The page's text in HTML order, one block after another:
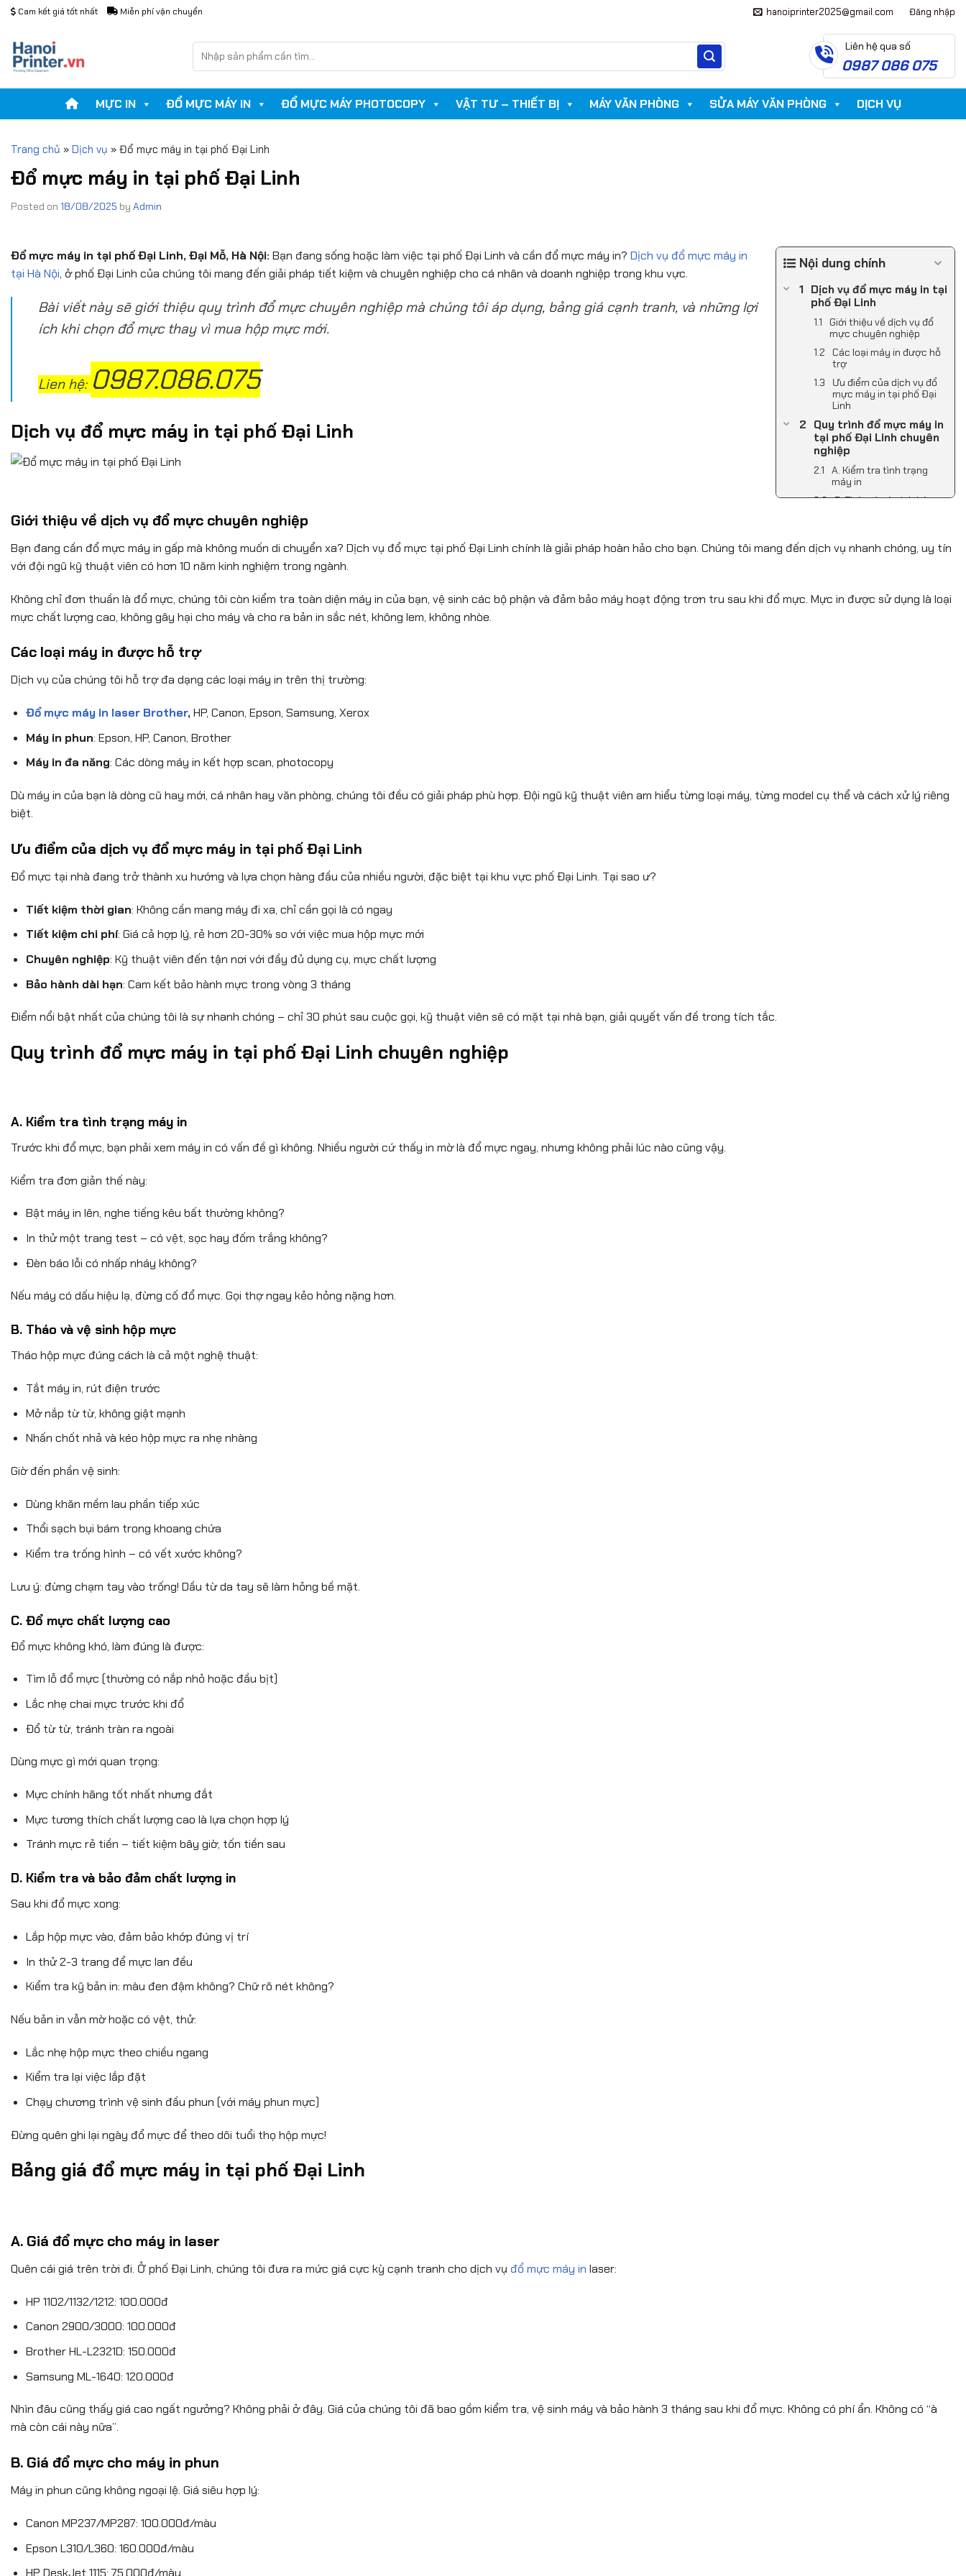
Skip
content
Cam kết giá tốt nhất Miễn phí vận chuyển hanoiprinter2025@gmail.com Đăng nhập
kiếm:
Liên hệ qua số
0987 086 075
MỰC IN ĐỔ MỰC MÁY IN ĐỔ MỰC MÁY PHOTOCOPY VẬT TƯ – THIẾT BỊ MÁY VĂN PHÒNG SỬA MÁY VĂN PHÒNG DỊCH VỤ
Trang chủ » Dịch vụ » Đổ mực máy in tại phố Đại Linh
Đổ mực máy in tại phố Đại Linh
Posted on 18/08/2025 by Admin
Nội dung chính
Dịch vụ đổ mực máy in tại
phố Đại Linh
Giới thiệu về dịch vụ đổ
mực chuyên nghiệp
Các loại máy in được hỗ
trợ
Ưu điểm của dịch vụ đổ
mực máy in tại phố Đại
Linh
Quy trình đổ mực máy in
tại phố Đại Linh chuyên
nghiệp
A. Kiểm tra tình trạng
máy in
B. Tháo và vệ sinh hộp
Bảng giá đổ mực máy in
tại phố Đại Linh
Đại Linh
Đổ mực máy in tại phố Đại Linh, Đại Mỗ, Hà Nội: Bạn đang sống hoặc làm việc tại phố Đại Linh và cần đổ mực máy in? Dịch vụ đổ mực máy in
tại Hà Nội, ở phố Đại Linh của chúng tôi mang đến giải pháp tiết kiệm và chuyên nghiệp cho cá nhân và doanh nghiệp trong khu vực.
Bài viết này sẽ giới thiệu quy trình đổ mực chuyên nghiệp mà chúng tôi áp dụng, bảng giá cạnh tranh, và những lợi
ích khi chọn đổ mực thay vì mua hộp mực mới.
Lien hệ: 0987.086.075
Dịch vụ đổ mực máy in tại phố Đại Linh
Giới thiệu về dịch vụ đổ mực chuyên nghiệp
Bạn đang cần đổ mực máy in gấp mà không muốn di chuyển xa? Dịch vụ đổ mực tại phố Đại Linh chính là giải pháp hoàn hảo cho bạn. Chúng tôi mang đến dịch vụ nhanh chóng, uy tín
với đội ngũ kỹ thuật viên có hơn 10 năm kinh nghiệm trong ngành.
Không chỉ đơn thuần là đổ mực, chúng tôi còn kiểm tra toàn diện máy in của bạn, vệ sinh các bộ phận và đảm bảo máy hoạt động trơn tru sau khi đổ mực. Mực in được sử dụng là loại
mực chất lượng cao, không gây hại cho máy và cho ra bản in sắc nét, không lem, không nhòe.
Các loại máy in được hỗ trợ
Dịch vụ của chúng tôi hỗ trợ đa dạng các loại máy in trên thị trường:
Đổ mực máy in laser Brother,HP, Canon, Epson, Samsung, Xerox
Máy in phun: Epson, HP, Canon, Brother
Máy in đa năng: Các dòng máy in kết hợp scan, photocopy
Dù máy in của bạn là dòng cũ hay mới, cá nhân hay văn phòng, chúng tôi đều có giải pháp phù hợp. Đội ngũ kỹ thuật viên am hiểu từng loại máy, từng model cụ thể và cách xử lý riêng
biệt.
Ưu điểm của dịch vụ đổ mực máy in tại phố Đại Linh
Đổ mực tại nhà đang trở thành xu hướng và lựa chọn hàng đầu của nhiều người, đặc biệt tại khu vực phố Đại Linh. Tại sao ư?
Tiết kiệm thời gian: Không cần mang máy đi xa, chỉ cần gọi là có ngay
Tiết kiệm chi phí: Giá cả hợp lý, rẻ hơn 20-30% so với việc mua hộp mực mới
Chuyên nghiệp: Kỹ thuật viên đến tận nơi với đầy đủ dụng cụ, mực chất lượng
Bảo hành dài hạn: Cam kết bảo hành mực trong vòng 3 tháng
Điểm nổi bật nhất của chúng tôi là sự nhanh chóng – chỉ 30 phút sau cuộc gọi, kỹ thuật viên sẽ có mặt tại nhà bạn, giải quyết vấn đề trong tích tắc.
Quy trình đổ mực máy in tại phố Đại Linh chuyên nghiệp
A. Kiểm tra tình trạng máy in
Trước khi đổ mực, bạn phải xem máy in có vấn đề gì không. Nhiều người cứ thấy in mờ là đổ mực ngay, nhưng không phải lúc nào cũng vậy.
Kiểm tra đơn giản thế này:
Bật máy in lên, nghe tiếng kêu bất thường không?
In thử một trang test – có vệt, sọc hay đốm trắng không?
Đèn báo lỗi có nhấp nháy không?
Nếu máy có dấu hiệu lạ, đừng cố đổ mực. Gọi thợ ngay kẻo hỏng nặng hơn.
B. Tháo và vệ sinh hộp mực
Tháo hộp mực đúng cách là cả một nghệ thuật:
Tắt máy in, rút điện trước
Mở nắp từ từ, không giật mạnh
Nhấn chốt nhả và kéo hộp mực ra nhẹ nhàng
Giờ đến phần vệ sinh:
Dùng khăn mềm lau phần tiếp xúc
Thổi sạch bụi bám trong khoang chứa
Kiểm tra trống hình – có vết xước không?
Lưu ý: đừng chạm tay vào trống! Dầu từ da tay sẽ làm hỏng bề mặt.
C. Đổ mực chất lượng cao
Đổ mực không khó, làm đúng là được:
Tìm lỗ đổ mực (thường có nắp nhỏ hoặc đầu bịt)
Lắc nhẹ chai mực trước khi đổ
Đổ từ từ, tránh tràn ra ngoài
Dùng mực gì mới quan trọng:
Mực chính hãng tốt nhất nhưng đắt
Mực tương thích chất lượng cao là lựa chọn hợp lý
Tránh mực rẻ tiền – tiết kiệm bây giờ, tốn tiền sau
D. Kiểm tra và bảo đảm chất lượng in
Sau khi đổ mực xong:
Lắp hộp mực vào, đảm bảo khớp đúng vị trí
In thử 2-3 trang để mực lan đều
Kiểm tra kỹ bản in: màu đen đậm không? Chữ rõ nét không?
Nếu bản in vẫn mờ hoặc có vệt, thử:
Lắc nhẹ hộp mực theo chiều ngang
Kiểm tra lại việc lắp đặt
Chạy chương trình vệ sinh đầu phun (với máy phun mực)
Đừng quên ghi lại ngày đổ mực để theo dõi tuổi thọ hộp mực!
Bảng giá đổ mực máy in tại phố Đại Linh
A. Giá đổ mực cho máy in laser
Quên cái giá trên trời đi. Ở phố Đại Linh, chúng tôi đưa ra mức giá cực kỳ cạnh tranh cho dịch vụ đổ mực máy in laser:
HP 1102/1132/1212: 100.000đ
Canon 2900/3000: 100.000đ
Brother HL-L2321D: 150.000đ
Samsung ML-1640: 120.000đ
Nhìn đâu cũng thấy giá cao ngất ngưởng? Không phải ở đây. Giá của chúng tôi đã bao gồm kiểm tra, vệ sinh máy và bảo hành 3 tháng sau khi đổ mực. Không có phí ẩn. Không có “à
mà còn cái này nữa”.
B. Giá đổ mực cho máy in phun
Máy in phun cũng không ngoại lệ. Giá siêu hợp lý:
Canon MP237/MP287: 100.000đ/màu
Epson L310/L360: 160.000đ/màu
HP DeskJet 1115: 75.000đ/màu